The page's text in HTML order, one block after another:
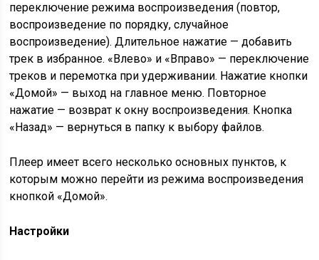
переключение режима воспроизведения (повтор,
воспроизведение по порядку, случайное
воспроизведение). Длительное нажатие — добавить
трек в избранное. «Влево» и «Вправо» — переключение
треков и перемотка при удерживании. Нажатие кнопки
«Домой» — выход на главное меню. Повторное
нажатие — возврат к окну воспроизведения. Кнопка
«Назад» — вернуться в папку к выбору файлов.
Плеер имеет всего несколько основных пунктов, к
которым можно перейти из режима воспроизведения
кнопкой «Домой».
Настройки